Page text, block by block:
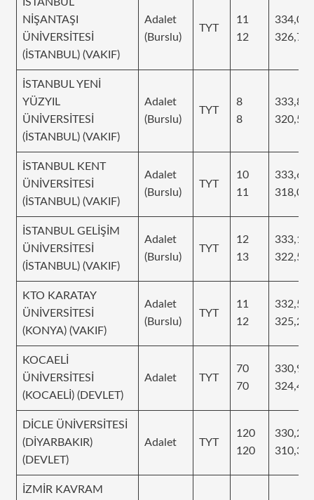
NİŞANTAŞI
ÜNİVERSİTESİ
(İSTANBUL) (VAKIF)
Adalet
(Burslu)
TYT
11
12
326,76
İSTANBUL YENİ
YÜZYIL
ÜNİVERSİTESİ
(İSTANBUL) (VAKIF)
Adalet
(Burslu)
TYT
8
8
İSTANBUL KENT
ÜNİVERSİTESİ
(İSTANBUL) (VAKIF)
Adalet
(Burslu)
TYT
10
11
İSTANBUL GELİŞİM
ÜNİVERSİTESİ
(İSTANBUL) (VAKIF)
Adalet
(Burslu)
TYT
12
13
KTO KARATAY
ÜNİVERSİTESİ
(KONYA) (VAKIF)
Adalet
(Burslu)
TYT
11
12
KOCAELİ
ÜNİVERSİTESİ
(KOCAELİ) (DEVLET)
Adalet TYT
70
70
330,98
DİCLE ÜNİVERSİTESİ
(DİYARBAKIR)
(DEVLET)
Adalet TYT
120
120
İZMİR KAVRAM